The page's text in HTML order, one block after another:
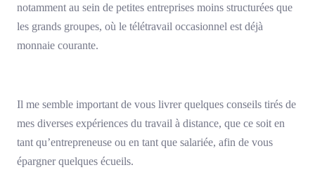
notamment au sein de petites entreprises moins structurées que
les grands groupes, où le télétravail occasionnel est déjà
monnaie courante.
Il me semble important de vous livrer quelques conseils tirés de
mes diverses expériences du travail à distance, que ce soit en
tant qu’entrepreneuse ou en tant que salariée, afin de vous
épargner quelques écueils.